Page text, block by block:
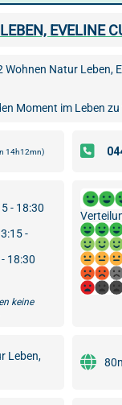
EVELINE
Natur Leben,
Moment im Leben
14h12mn)
- 18:30
-
18:30
keine
Leben,